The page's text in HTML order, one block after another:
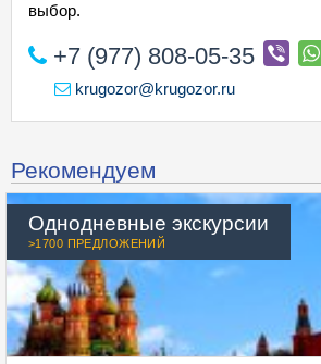
выбор.
+7 (977) 808-05-35
krugozor@krugozor.ru
Рекомендуем
Однодневные экскурсии
>1700 ПРЕДЛОЖЕНИЙ